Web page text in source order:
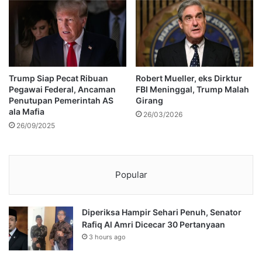
Trump Siap Pecat Ribuan
Pegawai Federal, Ancaman
Penutupan Pemerintah AS
ala Mafia
26/09/2025
Robert Mueller, eks Dirktur
FBI Meninggal, Trump Malah
Girang
26/03/2026
Popular
Diperiksa Hampir Sehari Penuh, Senator
Rafiq Al Amri Dicecar 30 Pertanyaan
3 hours ago